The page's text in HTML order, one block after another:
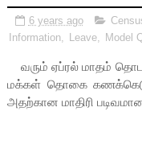
6 years ago
Information, Leave, Model
வரும் ஏப்ரல் மாதம்
மக்கள் தொகை
அதற்கான மாதிரி